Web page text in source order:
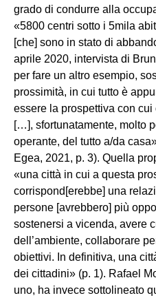
grado di condurre alla
«5800 centri sotto i 5mila
[che] sono in stato di
aprile 2020, intervista di
per fare un altro esempio,
prossimità, in cui tutto è
essere la prospettiva con
[…], sfortunatamente, molto
operante, del tutto a/da
Egea, 2021, p. 3). Quella
«una città in cui a questa
corrispond[erebbe] una
persone [avrebbero] più
sostenersi a vicenda, avere
dell’ambiente, collaborare
obiettivi. In definitiva, una
dei cittadini» (p. 1). Rafael
uno, ha invece sottolineato